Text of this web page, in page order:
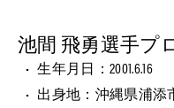
池間 飛勇選手プ
生年月日：2001.6.16
出身地：沖縄県浦添